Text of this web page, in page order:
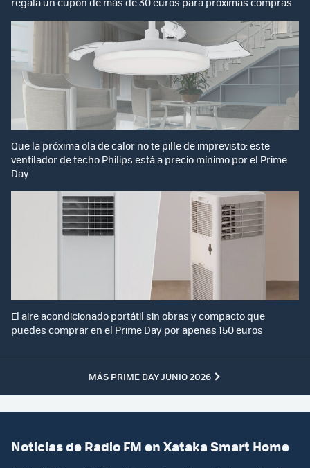
Que la próxima ola de calor no te pille de imprevisto: este
ventilador de techo Philips está a precio mínimo por el Prime
Day
El aire acondicionado portátil sin obras y compacto que
puedes comprar en el Prime Day por apenas 150 euros
MÁS PRIME DAY JUNIO 2026
Noticias de Radio FM en Xataka Smart Home